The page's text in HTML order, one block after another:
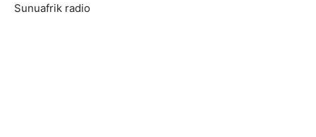
Sunuafrik radio